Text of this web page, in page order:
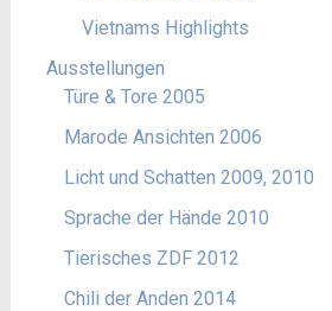
Vietnams Highlights
Ausstellungen
Türe & Tore 2005
Marode Ansichten 2006
Licht und Schatten 2009, 2010
Sprache der Hände 2010
Tierisches ZDF 2012
Chili der Anden 2014